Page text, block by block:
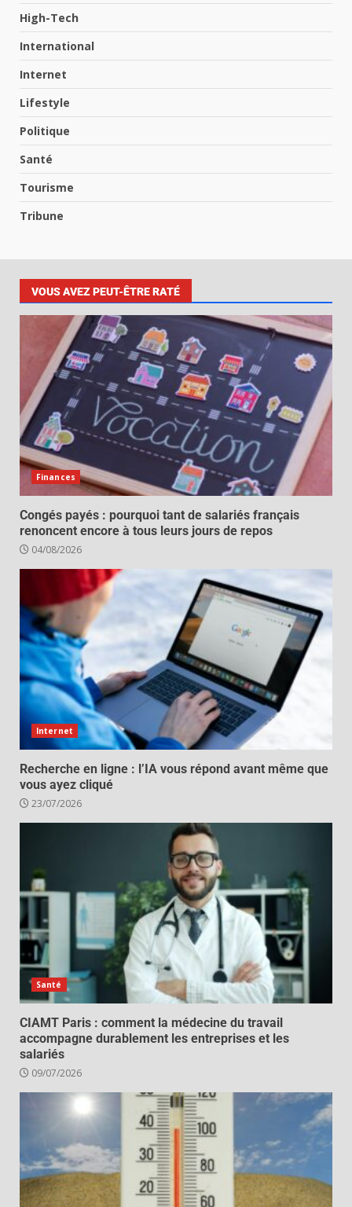
High-Tech
International
Internet
Lifestyle
Politique
Santé
Tourisme
Tribune
VOUS AVEZ PEUT-ÊTRE RATÉ
Finances
Congés payés : pourquoi tant de salariés français
renoncent encore à tous leurs jours de repos
04/08/2026
Internet
Recherche en ligne : l’IA vous répond avant même que
vous ayez cliqué
23/07/2026
Santé
CIAMT Paris : comment la médecine du travail
accompagne durablement les entreprises et les
salariés
09/07/2026